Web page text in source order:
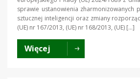
sprawie ustanowienia zharmonizowanych
sztucznej inteligencji oraz zmiany
(UE) nr 167/2013, (UE) nr 168/2013, (UE) […]
Więcej